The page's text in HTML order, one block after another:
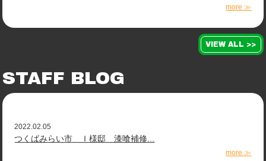
more ≫
VIEW ALL >>
STAFF BLOG
2022.02.05
つくばみらい市 Ｉ様邸 漆喰補修...
more ≫